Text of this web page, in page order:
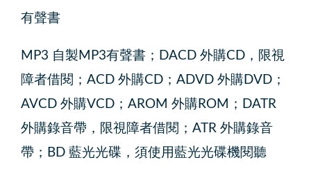
有聲書
MP3 自製MP3有聲書；DACD 外購CD，限視
障者借閱；ACD 外購CD；ADVD 外購DVD；
AVCD 外購VCD；AROM 外購ROM；DATR
外購錄音帶，限視障者借閱；ATR 外購錄音
帶；BD 藍光光碟，須使用藍光光碟機閱聽